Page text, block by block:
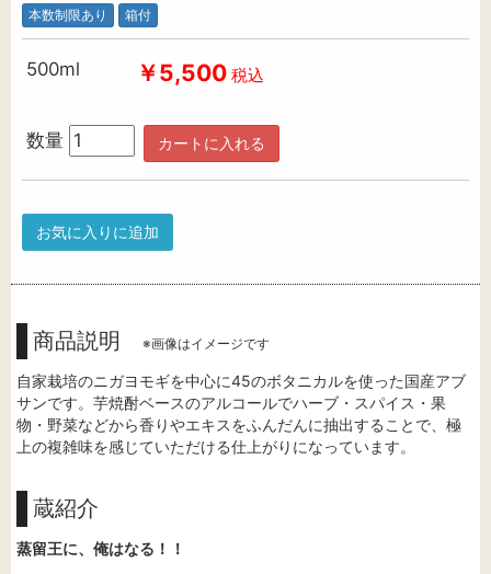
本数制限あり 箱付
500ml ￥5,500 税込
数量 カートに入れる
お気に入りに追加
商品説明 ※画像はイメージです
自家栽培のニガヨモギを中心に45のボタニカルを使った国産アブ
サンです。芋焼酎ベースのアルコールでハーブ・スパイス・果
物・野菜などから香りやエキスをふんだんに抽出することで、極
上の複雑味を感じていただける仕上がりになっています。
蔵紹介
蒸留王に、俺はなる！！